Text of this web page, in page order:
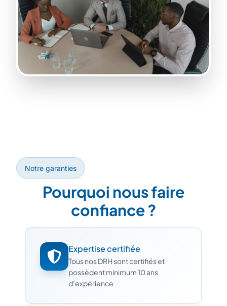
Notre garanties
Pourquoi nous faire
confiance ?
Expertise certifiée
Tous nos DRH sont certifiés et
possèdent minimum 10 ans
d’expérience